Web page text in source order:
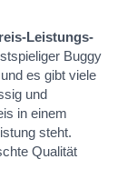
Leistungs-
Buggy
es gibt viele
und
in einem
steht.
Qualität